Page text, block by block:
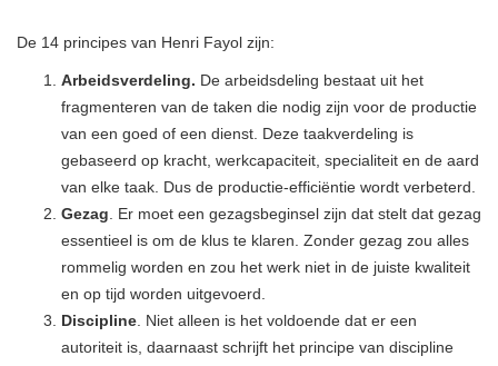
De 14 principes van Henri Fayol zijn:
Arbeidsverdeling. De arbeidsdeling bestaat uit het
fragmenteren van de taken die nodig zijn voor de productie
van een goed of een dienst. Deze taakverdeling is
gebaseerd op kracht, werkcapaciteit, specialiteit en de aard
van elke taak. Dus de productie-efficiëntie wordt verbeterd.
Gezag . Er moet een gezagsbeginsel zijn dat stelt dat gezag
essentieel is om de klus te klaren. Zonder gezag zou alles
rommelig worden en zou het werk niet in de juiste kwaliteit
en op tijd worden uitgevoerd.
Discipline . Niet alleen is het voldoende dat er een
autoriteit is, daarnaast schrijft het principe van discipline